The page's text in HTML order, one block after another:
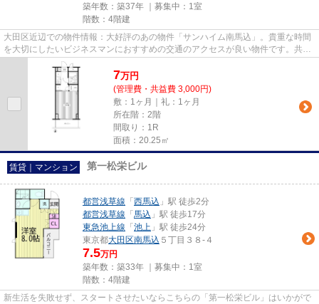
築年数：築37年 ｜募集中： 1室
階数：4階建
大田区近辺での物件情報：大好評のあの物件「サンハイム南馬込」。貴重な時間
を大切にしたいビジネスマンにおすすめの交通のアクセスが良い物件です。共用
設備の充実している、楽しく...
7万円
(管理費・共益費 3,000円)
敷：1ヶ月｜礼：1ヶ月
所在階：2階
間取り：1R
面積：20.25㎡
賃貸｜マンション 第一松栄ビル
都営浅草線 「 西馬込 」駅 徒歩2分
都営浅草線 「 馬込 」駅 徒歩17分
東急池上線 「 池上 」駅 徒歩24分
東京都大田区南馬込 ５丁目３８-４
7.5万円
築年数：築33年 ｜募集中： 1室
階数：4階建
新生活を失敗せず、スタートさせたいならこちらの「第一松栄ビル」はいかがで